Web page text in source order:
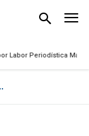
Periodística Masculina